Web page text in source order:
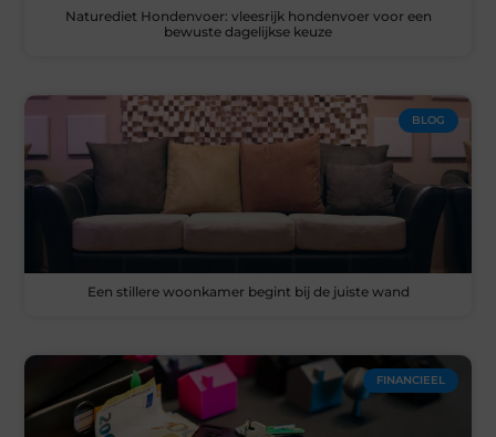
Naturediet Hondenvoer: vleesrijk hondenvoer voor een
bewuste dagelijkse keuze
BLOG
Een stillere woonkamer begint bij de juiste wand
FINANCIEEL